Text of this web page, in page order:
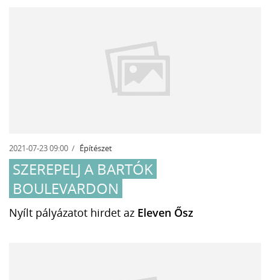
2021-07-23 09:00 Építészet
SZEREPELJ A BARTÓK
BOULEVARDON
Nyílt pályázatot hirdet az Eleven Ősz